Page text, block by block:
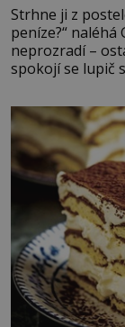
Strhne ji z
peníze?“
neprozradí –
spokojí se lupič
krutý. Jeho činy